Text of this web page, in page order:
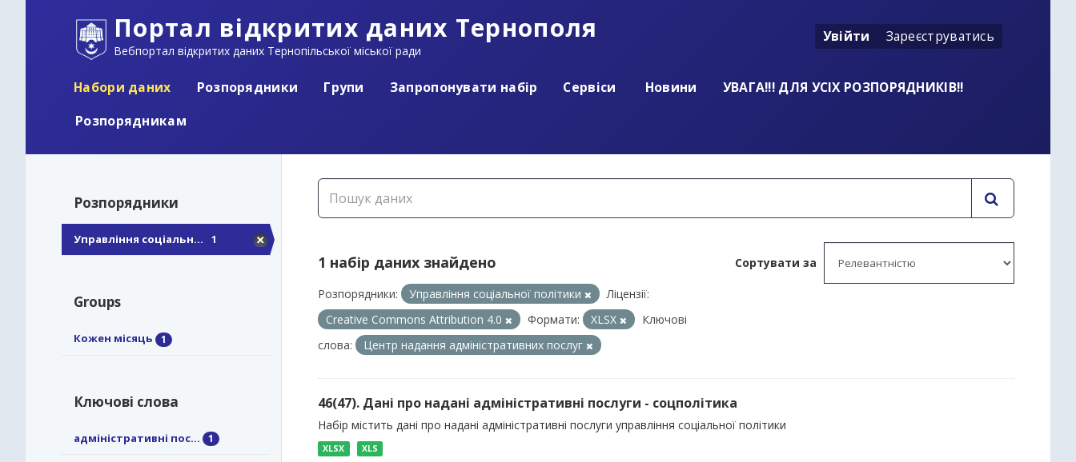
Портал відкритих даних Тернополя
Вебпортал відкритих даних Тернопільської міської ради
Увійти Зареєструватись
Набори даних Розпорядники Групи Запропонувати набір Сервіси Новини
УВАГА!!! ДЛЯ УСІХ РОЗПОРЯДНИКІВ!!
Розпорядникам
Розпорядники
Управління соціальн... 1
Groups
Кожен місяць 1
Ключові слова
адміністративні пос... 1
Сортувати за
1 набір даних знайдено
Розпорядники: Управління соціальної політики
Ліцензії:
Creative Commons Attribution 4.0
Формати: XLSX
Ключові
слова:
Центр надання адміністративних послуг
46(47). Дані про надані адміністративні послуги - соцполітика
Набір містить дані про надані адміністративні послуги управління соціальної політики
XLSX XLS